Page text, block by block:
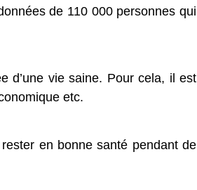
de 110 000 personnes qui
d’une vie saine. Pour cela, il est
etc.
en bonne santé pendant de